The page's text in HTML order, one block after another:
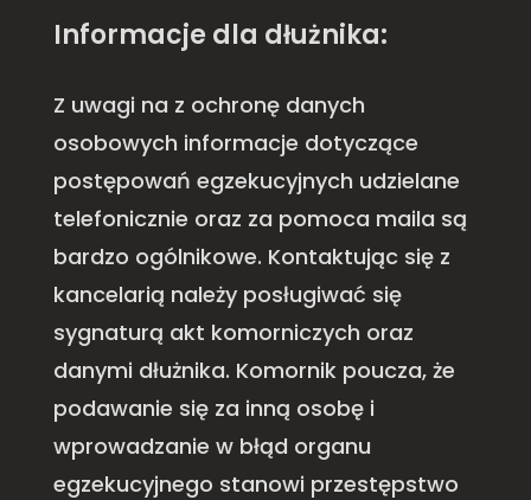
Informacje dla dłużnika:
Z uwagi na z ochronę danych
osobowych informacje dotyczące
postępowań egzekucyjnych udzielane
telefonicznie oraz za pomoca maila są
bardzo ogólnikowe. Kontaktując się z
kancelarią należy posługiwać się
sygnaturą akt komorniczych oraz
danymi dłużnika. Komornik poucza, że
podawanie się za inną osobę i
wprowadzanie w błąd organu
egzekucyjnego stanowi przestępstwo